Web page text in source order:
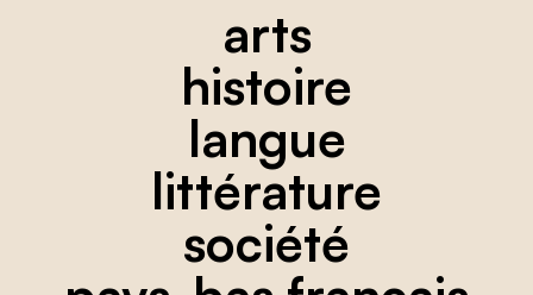
arts
histoire
langue
littérature
société